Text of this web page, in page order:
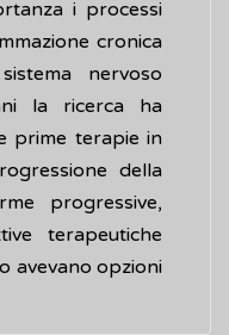
i processi
cronica
nervoso
la ricerca ha
prime terapie in
della
progressive,
terapeutiche
avevano opzioni